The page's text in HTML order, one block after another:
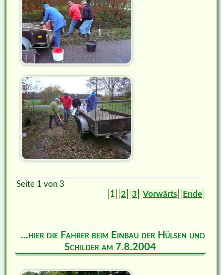
Seite 1 von 3
1
2 3 Vorwärts Ende
...hier die Fahrer beim Einbau der Hülsen und
Schilder am 7.8.2004